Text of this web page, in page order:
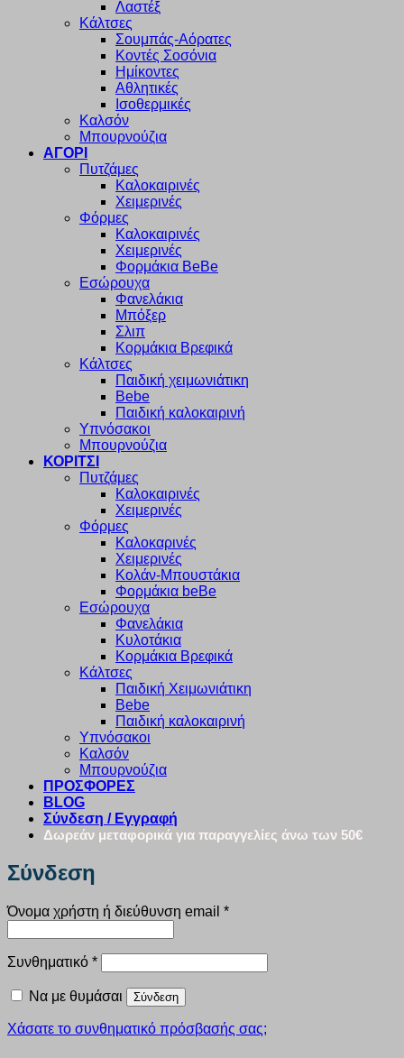
Λαστέξ
Κάλτσες
Σουμπάς-Αόρατες
Κοντές Σοσόνια
Ημίκοντες
Αθλητικές
Ισοθερμικές
Καλσόν
Μπουρνούζια
ΑΓΟΡΙ
Πυτζάμες
Καλοκαιρινές
Χειμερινές
Φόρμες
Καλοκαιρινές
Χειμερινές
Φορμάκια BeBe
Εσώρουχα
Φανελάκια
Μπόξερ
Σλιπ
Κορμάκια Βρεφικά
Κάλτσες
Παιδική χειμωνιάτικη
Bebe
Παιδική καλοκαιρινή
Υπνόσακοι
Μπουρνούζια
ΚΟΡΙΤΣΙ
Πυτζάμες
Καλοκαιρινές
Χειμερινές
Φόρμες
Καλοκαρινές
Χειμερινές
Κολάν-Μπουστάκια
Φορμάκια beBe
Εσώρουχα
Φανελάκια
Κυλοτάκια
Κορμάκια Βρεφικά
Κάλτσες
Παιδική Χειμωνιάτικη
Bebe
Παιδική καλοκαιρινή
Υπνόσακοι
Καλσόν
Μπουρνούζια
ΠΡΟΣΦΟΡΕΣ
BLOG
Σύνδεση / Εγγραφή
Δωρεάν μεταφορικά για παραγγελίες άνω των 50€
Σύνδεση
Όνομα χρήστη ή διεύθυνση email *Απαιτείται
Συνθηματικό *Απαιτείται
Να με θυμάσαι Σύνδεση
Χάσατε το συνθηματικό πρόσβασής σας;